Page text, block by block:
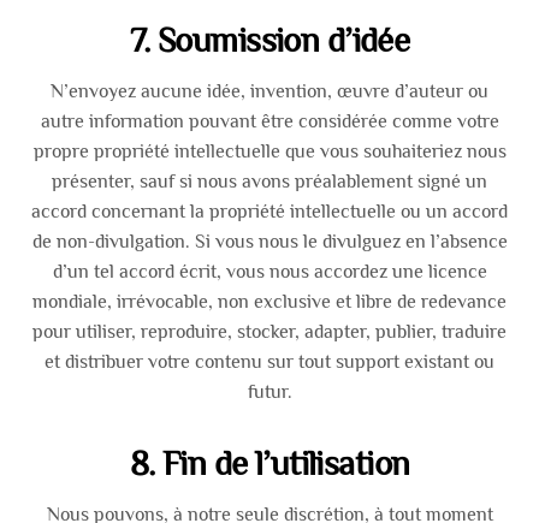
7. Soumission d’idée
N’envoyez aucune idée, invention, œuvre d’auteur ou
autre information pouvant être considérée comme votre
propre propriété intellectuelle que vous souhaiteriez nous
présenter, sauf si nous avons préalablement signé un
accord concernant la propriété intellectuelle ou un accord
de non-divulgation. Si vous nous le divulguez en l’absence
d’un tel accord écrit, vous nous accordez une licence
mondiale, irrévocable, non exclusive et libre de redevance
pour utiliser, reproduire, stocker, adapter, publier, traduire
et distribuer votre contenu sur tout support existant ou
futur.
8. Fin de l’utilisation
Nous pouvons, à notre seule discrétion, à tout moment